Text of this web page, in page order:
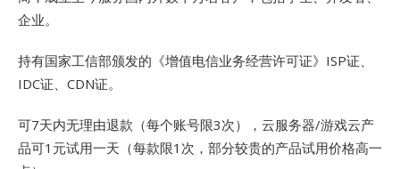
企业。
持有国家工信部颁发的《增值电信业务经营许可证》ISP证、
IDC证、CDN证。
可7天内无理由退款（每个账号限3次），云服务器/游戏云产
品可1元试用一天（每款限1次，部分较贵的产品试用价格高一